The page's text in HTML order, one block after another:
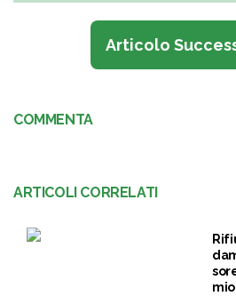
Articolo
COMMENTA
ARTICOLI CORRELATI
mio